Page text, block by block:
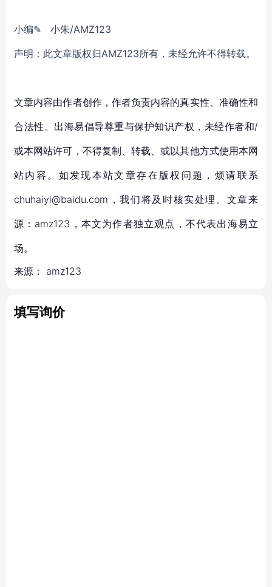
小编✎ 小朱/AMZ123
声明：此文章版权归AMZ123所有，未经允许不得转载。
文章内容由作者创作，作者负责内容的真实性、准确性和
合法性。出海易倡导尊重与保护知识产权，未经作者和/
或本网站许可，不得复制、转载、或以其他方式使用本网
站内容。如发现本站文章存在版权问题，烦请联系
chuhaiyi@baidu.com，我们将及时核实处理。文章来
源：amz123，本文为作者独立观点，不代表出海易立
场。
来源： amz123
填写询价